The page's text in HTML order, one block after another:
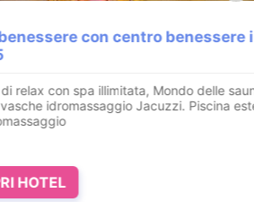
con centro benessere illimitato
illimitata, Mondo delle saune. Piscina
Jacuzzi. Piscina esterna con